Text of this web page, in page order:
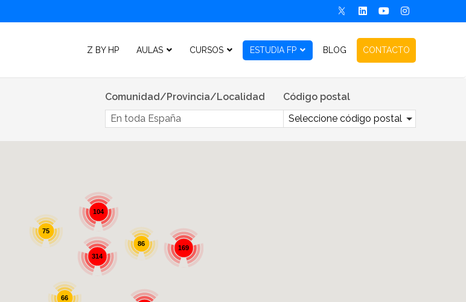
Z BY HP AULAS CURSOS ESTUDIA FP BLOG CONTACTO
Comunidad/Provincia/Localidad
En toda España
Código postal
Seleccione código postal
75
169
104
314
86
66